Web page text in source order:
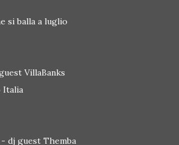
si balla a luglio
VillaBanks
Italia
- dj guest Themba